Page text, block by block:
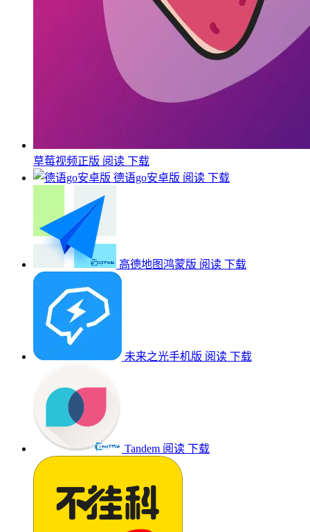
草莓视频正版 阅读
下载
德语go安卓版 阅读 下载
高德地图鸿蒙版 阅读 下载
未来之光手机版 阅读 下载
Tandem 阅读 下载